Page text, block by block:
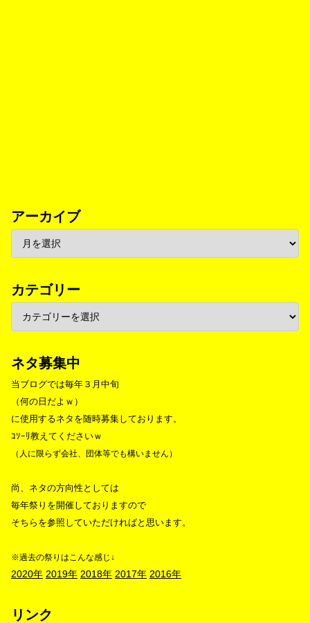
アーカイブ
カテゴリー
ネタ募集中
当ブログでは毎年３月中旬
（何の日だよｗ）
に使用するネタを随時募集しております。
ｺｿｰﾘ教えてくださいｗ
（人に限らず会社、団体等でも構いません）
尚、ネタの方向性としては
毎年祭りを開催しておりますので
そちらを参照していただければと思います。
※過去の祭りはこんな感じ↓
2020年 2019年 2018年 2017年 2016年
リンク